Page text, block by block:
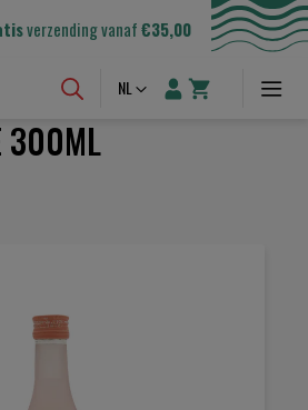
verzending vanaf€35,00
Taal
NL
300ML